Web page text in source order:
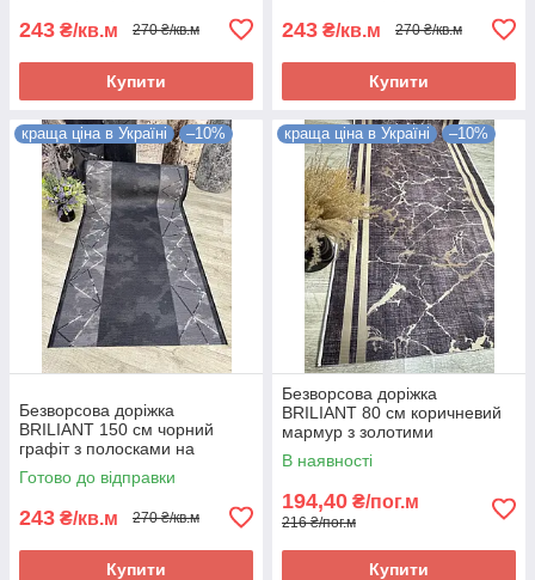
243 ₴/кв.м 270 ₴/кв.м
Купити
243 ₴/кв.м 270 ₴/кв.м
Купити
краща ціна в Україні –10%
Безворсова доріжка
BRILIANT 150 см чорний
графіт з полосками на
підлогу на кухню, в коридор
Готово до відправки
243 ₴/кв.м 270 ₴/кв.м
Купити
краща ціна в Україні –10%
Безворсова доріжка
BRILIANT 80 см коричневий
мармур з золотими
полосками на підлогу на
кухню, в коридор
В наявності
194,40 ₴/пог.м
216 ₴/пог.м
Купити